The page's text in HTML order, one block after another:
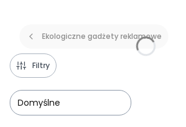
Ekologiczne gadżety reklamowe
Filtry
Domyślne